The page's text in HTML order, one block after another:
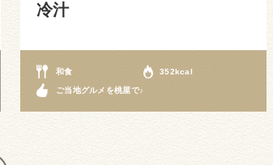
冷汁
和食 352kcal
ご当地グルメを桃屋で♪